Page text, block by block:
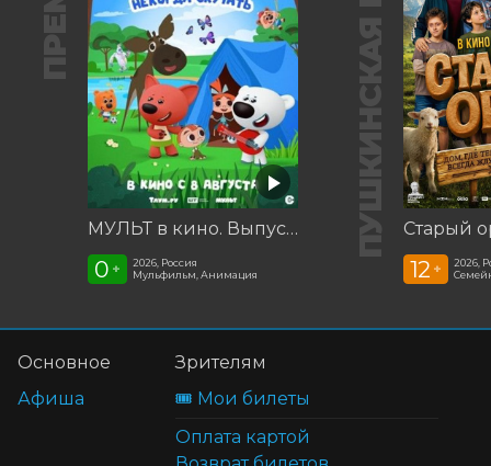
МУЛЬТ в кино. Выпуск №198. Некогда скучать
0 +
2026, Россия
Мульфильм, Анимация
ПУШКИНСКАЯ КАРТА Старый
12 +
2026,
Основное
Афиша
Зрителям
🎟️ Мои билеты
Оплата картой